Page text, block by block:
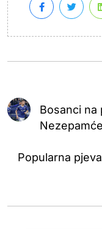
Bosanci na
Popularna